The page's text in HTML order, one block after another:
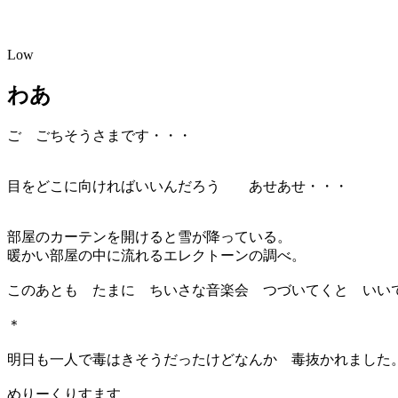
Low
わあ
ご ごちそうさまです・・・
目をどこに向ければいいんだろう あせあせ・・・
部屋のカーテンを開けると雪が降っている。
暖かい部屋の中に流れるエレクトーンの調べ。
このあとも たまに ちいさな音楽会 つづいてくと いいで
＊
明日も一人で毒はきそうだったけどなんか 毒抜かれました。
めりーくりすます